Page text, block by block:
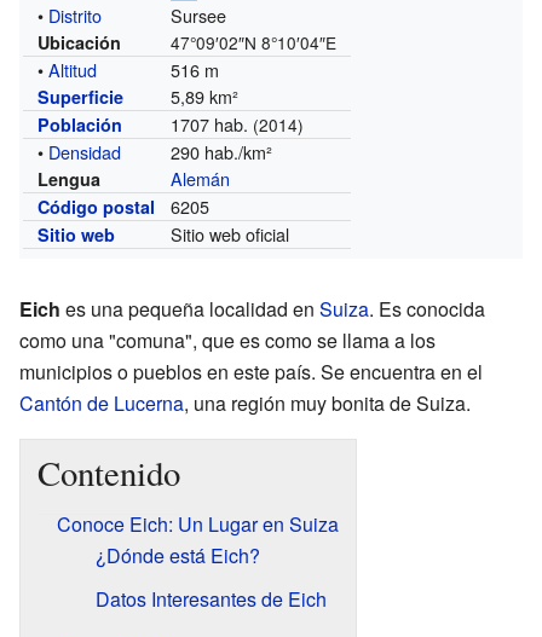
• Distrito Sursee
Ubicación 47°09′02″N 8°10′04″E
•Altitud 516 m
Superficie 5,89 km²
Población 1707 hab. (2014)
• Densidad 290 hab./km²
Lengua Alemán
Código postal 6205
Sitio web Sitio web oficial
Eich es una pequeña localidad en Suiza. Es conocida
como una "comuna", que es como se llama a los
municipios o pueblos en este país. Se encuentra en el
Cantón de Lucerna, una región muy bonita de Suiza.
Contenido
Conoce Eich: Un Lugar en Suiza
¿Dónde está Eich?
Datos Interesantes de Eich